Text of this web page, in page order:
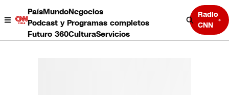
PaísMundoNegocios
Podcast y Programas completos
Futuro 360CulturaServicios
Radio
CNN